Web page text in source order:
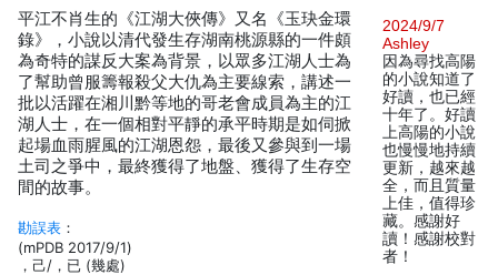
平江不肖生的《江湖大俠傳》又名《玉玦金環
錄》，小說以清代發生存湖南桃源縣的一件頗
為奇特的謀反大案為背景，以眾多江湖人士為
了幫助曾服籌報殺父大仇為主要線索，講述一
批以活躍在湘川黔等地的哥老會成員為主的江
湖人士，在一個相對平靜的承平時期是如伺掀
起場血雨腥風的江湖恩怨，最後又參與到一場
土司之爭中，最終獲得了地盤、獲得了生存空
間的故事。
勘誤表 ：
(mPDB 2017/9/1)
，己/，已 (幾處)
2024/9/7
Ashley
因為尋找高陽
的小說知道了
好讀，也已經
十年了。好讀
上高陽的小說
也慢慢地持續
更新，越來越
全，而且質量
上佳，值得珍
藏。感謝好
讀！感謝校對
者！